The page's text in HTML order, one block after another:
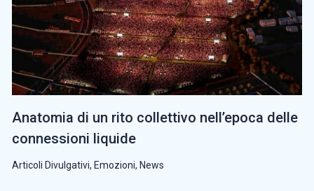
Anatomia di un rito collettivo nell’epoca delle
connessioni liquide
Articoli Divulgativi, Emozioni, News